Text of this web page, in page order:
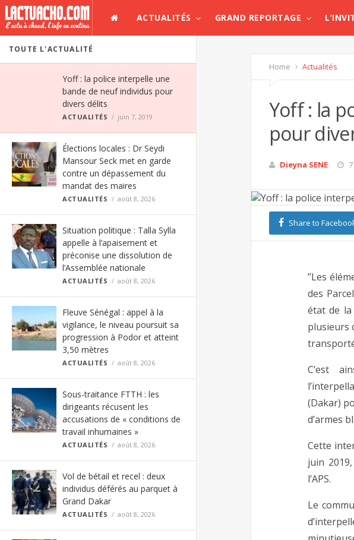
ACTUALITÉS GRAND REPORTAGE
TOUTE L'ACTUALITÉ
Yoff : la police interpelle une
bande de neuf individus pour
divers délits
ACTUALITÉS juin 7, 2019
Élections locales : Dr Seydi
Mansour Seck met en garde
contre un dépassement du
mandat des maires
ACTUALITÉS août 8, 2026
Situation politique : Talla Sylla
appelle à l’apaisement et
préconise une dissolution de
l’Assemblée nationale
ACTUALITÉS août 8, 2026
Fleuve Sénégal : appel à la
vigilance, le niveau poursuit sa
progression à Podor et atteint
3,50 mètres
ACTUALITÉS août 8, 2026
Sous-traitance FTTH : les
dirigeants récusent les
accusations de « conditions de
travail inhumaines »
ACTUALITÉS août 8, 2026
Vol de bétail et recel : deux
individus déférés au parquet à
Grand Dakar
ACTUALITÉS août 8, 2026
Home Actualités
Yoff : la
pour
Dieyna SENE
Share to
’’Les
des
état de la
plusieurs
C’est
(Dakar)
d’armes
Cette
juin
l’APS.
Le